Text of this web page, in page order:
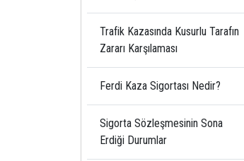
Trafik Kazasında Kusurlu Tarafın
Zararı Karşılaması
Ferdi Kaza Sigortası Nedir?
Sigorta Sözleşmesinin Sona
Erdiği Durumlar